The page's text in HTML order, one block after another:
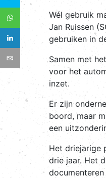
Wél gebruik
Jan Ruissen
gebruiken in
Samen met
voor het
inzet.
Er zijn
boord, maar
een
Het driejarige
drie jaar. Het